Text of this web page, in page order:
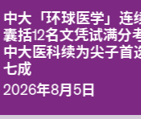
中大「环球医学」连
囊括12名文凭试满分
中大医科续为尖子首
七成
2026年8月5日